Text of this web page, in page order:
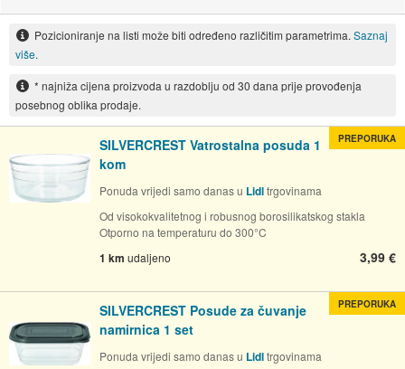
Pozicioniranje na listi može biti određeno različitim parametrima. Saznaj
više.
* najniža cijena proizvoda u razdoblju od 30 dana prije provođenja
posebnog oblika prodaje.
SILVERCREST Vatrostalna posuda 1
kom
Ponuda vrijedi samo danas u Lidltrgovinama
Od visokokvalitetnog i robusnog borosilikatskog stakla
Otporno na temperaturu do 300°C
1 km udaljeno 3,99 €
PREPORUKA
SILVERCREST Posude za čuvanje
namirnica 1 set
Ponuda vrijedi samo danas u Lidltrgovinama
PREPORUKA